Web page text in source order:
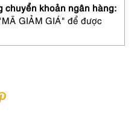
chuyển khoản ngân hàng:
GIẢM GIÁ" để được